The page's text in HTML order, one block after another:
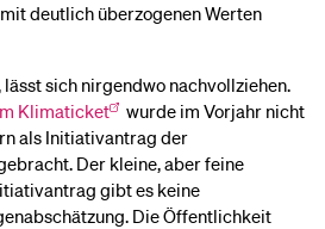
deutlich überzogenen Werten
sich nirgendwo nachvollziehen.
Klimaticket
wurde im Vorjahr nicht
als Initiativantrag der
Der kleine, aber feine
gibt es keine
Die Öffentlichkeit